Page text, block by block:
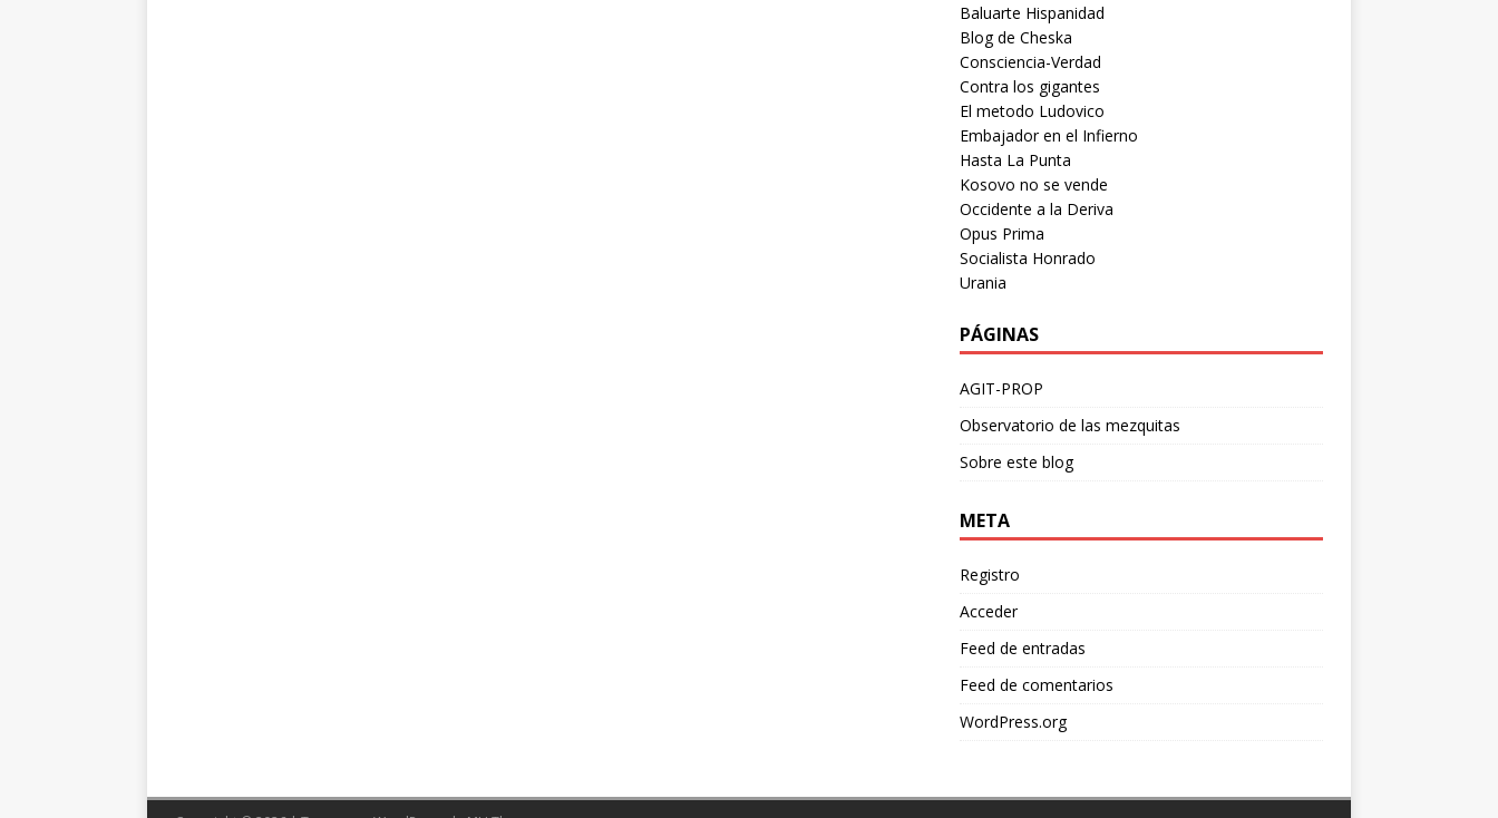
Baluarte Hispanidad
Blog de Cheska
Consciencia-Verdad
Contra los gigantes
El metodo Ludovico
Embajador en el Infierno
Hasta La Punta
Kosovo no se vende
Occidente a la Deriva
Opus Prima
Socialista Honrado
Urania
PÁGINAS
AGIT-PROP
Observatorio de las mezquitas
Sobre este blog
META
Registro
Acceder
Feed de entradas
Feed de comentarios
WordPress.org